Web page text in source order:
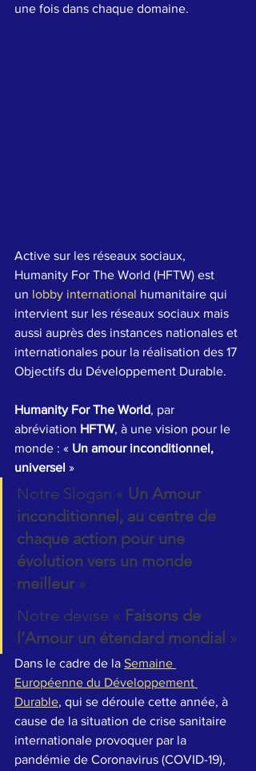
une fois dans chaque domaine.
Active sur les réseaux sociaux,
Humanity For The World (HFTW) est
un lobby international humanitaire qui
intervient sur les réseaux sociaux mais
aussi auprès des instances nationales et
internationales pour la réalisation des 17
Objectifs du Développement Durable.
Humanity For The World, par
abréviation HFTW, à une vision pour le
monde : « Un amour inconditionnel,
universel »
Notre Slogan « Un Amour
inconditionnel, au centre de
chaque action pour une
évolution vers un monde
meilleur »
Notre devise « Faisons de
l’Amour un étendard mondial »
Dans le cadre de la Semaine
Européenne du Développement
Durable, qui se déroule cette année, à
cause de la situation de crise sanitaire
internationale provoquer par la
pandémie de Coronavirus (COVID-19),